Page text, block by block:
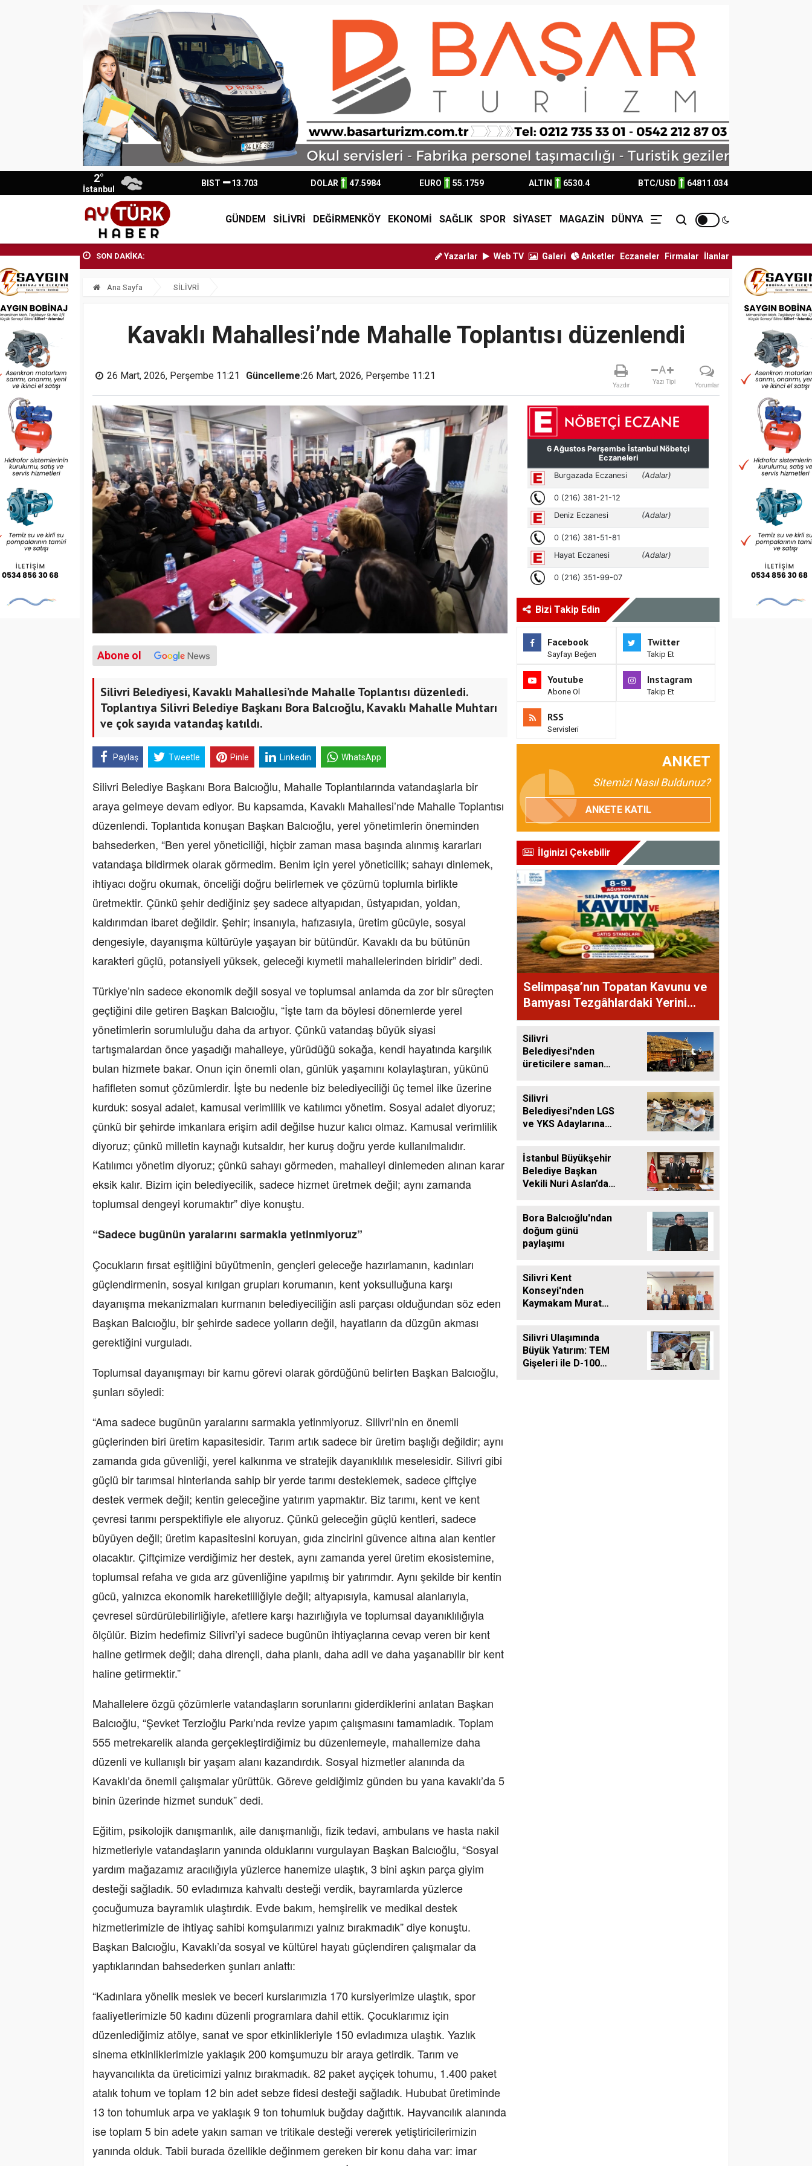
2°
İstanbul
BIST 13.703 DOLAR 47.5984 EURO 55.1759 ALTIN 6530.4 BTC/USD 64811.034
GÜNDEM SİLİVRİ DEĞİRMENKÖY EKONOMİ SAĞLIK SPOR SİYASET MAGAZİN DÜNYA
SON DAKİKA: Yazarlar Web TV Galeri Anketler Eczaneler Firmalar İlanlar
Ana Sayfa SİLİVRİ
Kavaklı Mahallesi’nde Mahalle Toplantısı düzenlendi
26 Mart, 2026, Perşembe 11:21 Güncelleme:26 Mart, 2026, Perşembe 11:21
Yazdır
A
Yazı Tipi Yorumlar
Abone ol
Silivri Belediyesi, Kavaklı Mahallesi’nde Mahalle Toplantısı düzenledi.
Toplantıya Silivri Belediye Başkanı Bora Balcıoğlu, Kavaklı Mahalle Muhtarı
ve çok sayıda vatandaş katıldı.
Paylaş Tweetle Pinle Linkedin WhatsApp
Silivri Belediye Başkanı Bora Balcıoğlu, Mahalle Toplantılarında vatandaşlarla bir
araya gelmeye devam ediyor. Bu kapsamda, Kavaklı Mahallesi’nde Mahalle Toplantısı
düzenlendi. Toplantıda konuşan Başkan Balcıoğlu, yerel yönetimlerin öneminden
bahsederken, “Ben yerel yöneticiliği, hiçbir zaman masa başında alınmış kararları
vatandaşa bildirmek olarak görmedim. Benim için yerel yöneticilik; sahayı dinlemek,
ihtiyacı doğru okumak, önceliği doğru belirlemek ve çözümü toplumla birlikte
üretmektir. Çünkü şehir dediğiniz şey sadece altyapıdan, üstyapıdan, yoldan,
kaldırımdan ibaret değildir. Şehir; insanıyla, hafızasıyla, üretim gücüyle, sosyal
dengesiyle, dayanışma kültürüyle yaşayan bir bütündür. Kavaklı da bu bütünün
karakteri güçlü, potansiyeli yüksek, geleceği kıymetli mahallelerinden biridir” dedi.
Türkiye’nin sadece ekonomik değil sosyal ve toplumsal anlamda da zor bir süreçten
geçtiğini dile getiren Başkan Balcıoğlu, “İşte tam da böylesi dönemlerde yerel
yönetimlerin sorumluluğu daha da artıyor. Çünkü vatandaş büyük siyasi
tartışmalardan önce yaşadığı mahalleye, yürüdüğü sokağa, kendi hayatında karşılık
bulan hizmete bakar. Onun için önemli olan, günlük yaşamını kolaylaştıran, yükünü
hafifleten somut çözümlerdir. İşte bu nedenle biz belediyeciliği üç temel ilke üzerine
kurduk: sosyal adalet, kamusal verimlilik ve katılımcı yönetim. Sosyal adalet diyoruz;
çünkü bir şehirde imkanlara erişim adil değilse huzur kalıcı olmaz. Kamusal verimlilik
diyoruz; çünkü milletin kaynağı kutsaldır, her kuruş doğru yerde kullanılmalıdır.
Katılımcı yönetim diyoruz; çünkü sahayı görmeden, mahalleyi dinlemeden alınan karar
eksik kalır. Bizim için belediyecilik, sadece hizmet üretmek değil; aynı zamanda
toplumsal dengeyi korumaktır” diye konuştu.
“Sadece bugünün yaralarını sarmakla yetinmiyoruz”
Çocukların fırsat eşitliğini büyütmenin, gençleri geleceğe hazırlamanın, kadınları
güçlendirmenin, sosyal kırılgan grupları korumanın, kent yoksulluğuna karşı
dayanışma mekanizmaları kurmanın belediyeciliğin asli parçası olduğundan söz eden
Başkan Balcıoğlu, bir şehirde sadece yolların değil, hayatların da düzgün akması
gerektiğini vurguladı.
Toplumsal dayanışmayı bir kamu görevi olarak gördüğünü belirten Başkan Balcıoğlu,
şunları söyledi:
“Ama sadece bugünün yaralarını sarmakla yetinmiyoruz. Silivri’nin en önemli
güçlerinden biri üretim kapasitesidir. Tarım artık sadece bir üretim başlığı değildir; aynı
zamanda gıda güvenliği, yerel kalkınma ve stratejik dayanıklılık meselesidir. Silivri gibi
güçlü bir tarımsal hinterlanda sahip bir yerde tarımı desteklemek, sadece çiftçiye
destek vermek değil; kentin geleceğine yatırım yapmaktır. Biz tarımı, kent ve kent
çevresi tarımı perspektifiyle ele alıyoruz. Çünkü geleceğin güçlü kentleri, sadece
büyüyen değil; üretim kapasitesini koruyan, gıda zincirini güvence altına alan kentler
olacaktır. Çiftçimize verdiğimiz her destek, aynı zamanda yerel üretim ekosistemine,
toplumsal refaha ve gıda arz güvenliğine yapılmış bir yatırımdır. Aynı şekilde bir kentin
gücü, yalnızca ekonomik hareketliliğiyle değil; altyapısıyla, kamusal alanlarıyla,
çevresel sürdürülebilirliğiyle, afetlere karşı hazırlığıyla ve toplumsal dayanıklılığıyla
ölçülür. Bizim hedefimiz Silivri’yi sadece bugünün ihtiyaçlarına cevap veren bir kent
haline getirmek değil; daha dirençli, daha planlı, daha adil ve daha yaşanabilir bir kent
haline getirmektir.”
Mahallelere özgü çözümlerle vatandaşların sorunlarını giderdiklerini anlatan Başkan
Balcıoğlu, “Şevket Terzioğlu Parkı’nda revize yapım çalışmasını tamamladık. Toplam
555 metrekarelik alanda gerçekleştirdiğimiz bu düzenlemeyle, mahallemize daha
düzenli ve kullanışlı bir yaşam alanı kazandırdık. Sosyal hizmetler alanında da
Kavaklı’da önemli çalışmalar yürüttük. Göreve geldiğimiz günden bu yana kavaklı’da 5
binin üzerinde hizmet sunduk” dedi.
Eğitim, psikolojik danışmanlık, aile danışmanlığı, fizik tedavi, ambulans ve hasta nakil
hizmetleriyle vatandaşların yanında olduklarını vurgulayan Başkan Balcıoğlu, “Sosyal
yardım mağazamız aracılığıyla yüzlerce hanemize ulaştık, 3 bini aşkın parça giyim
desteği sağladık. 50 evladımıza kahvaltı desteği verdik, bayramlarda yüzlerce
çocuğumuza bayramlık ulaştırdık. Evde bakım, hemşirelik ve medikal destek
hizmetlerimizle de ihtiyaç sahibi komşularımızı yalnız bırakmadık” diye konuştu.
Başkan Balcıoğlu, Kavaklı’da sosyal ve kültürel hayatı güçlendiren çalışmalar da
yaptıklarından bahsederken şunları anlattı:
“Kadınlara yönelik meslek ve beceri kurslarımızla 170 kursiyerimize ulaştık, spor
faaliyetlerimizle 50 kadını düzenli programlara dahil ettik. Çocuklarımız için
düzenlediğimiz atölye, sanat ve spor etkinlikleriyle 150 evladımıza ulaştık. Yazlık
sinema etkinliklerimizle yaklaşık 200 komşumuzu bir araya getirdik. Tarım ve
hayvancılıkta da üreticimizi yalnız bırakmadık. 82 paket ayçiçek tohumu, 1.400 paket
atalık tohum ve toplam 12 bin adet sebze fidesi desteği sağladık. Hububat üretiminde
13 ton tohumluk arpa ve yaklaşık 9 ton tohumluk buğday dağıttık. Hayvancılık alanında
ise toplam 5 bin adete yakın saman ve tritikale desteği vererek yetiştiricilerimizin
yanında olduk. Tabii burada özellikle değinmem gereken bir konu daha var: imar
Bizi Takip Edin
Facebook
Sayfayı Beğen
Twitter
Takip Et
Youtube
Abone Ol
Instagram
Takip Et
RSS
Servisleri
ANKET
Sitemizi Nasıl Buldunuz?
ANKETE KATIL
İlginizi Çekebilir
Selimpaşa’nın Topatan Kavunu ve
Bamyası Tezgâhlardaki Yerini
Alıyor
Silivri
Belediyesi'nden
üreticilere saman
Silivri
Belediyesi'nden LGS
ve YKS Adaylarına
İstanbul Büyükşehir
Belediye Başkan
Vekili Nuri Aslan’dan
Bora Balcıoğlu'ndan
doğum günü
paylaşımı
Silivri Kent
Konseyi'nden
Kaymakam Murat
Silivri Ulaşımında
Büyük Yatırım: TEM
Gişeleri ile D-100